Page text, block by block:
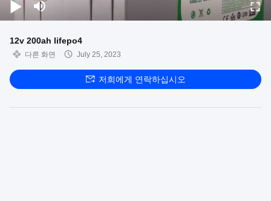
12v 200ah lifepo4
다른 화면 July 25, 2023
저희에게 연락하십시오